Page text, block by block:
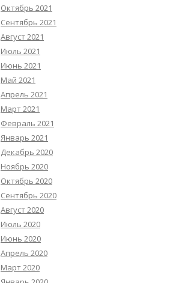
Октябрь 2021
Сентябрь 2021
Август 2021
Июль 2021
Июнь 2021
Май 2021
Апрель 2021
Март 2021
Февраль 2021
Январь 2021
Декабрь 2020
Ноябрь 2020
Октябрь 2020
Сентябрь 2020
Август 2020
Июль 2020
Июнь 2020
Апрель 2020
Март 2020